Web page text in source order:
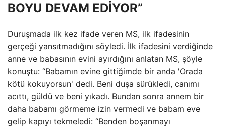
BOYU DEVAM EDİYOR”
Duruşmada ilk kez ifade veren MS, ilk ifadesinin
gerçeği yansıtmadığını söyledi. İlk ifadesini verdiğinde
anne ve babasının evini ayırdığını anlatan MS, şöyle
konuştu: “Babamın evine gittiğimde bir anda 'Orada
kötü kokuyorsun' dedi. Beni duşa sürükledi, canımı
acıttı, güldü ve beni yıkadı. Bundan sonra annem bir
daha babamı görmeme izin vermedi ve babam eve
gelip kapıyı tekmeledi: “Benden boşanmayı